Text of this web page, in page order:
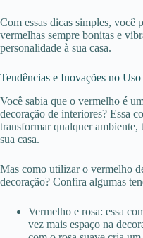
Com essas dicas simples, você
vermelhas sempre bonitas e
personalidade à sua casa.
Tendências e Inovações no
Você sabia que o vermelho é
decoração de interiores? Essa
transformar qualquer ambiente,
sua casa.
Mas como utilizar o vermelho
decoração? Confira algumas
Vermelho e rosa: essa
vez mais espaço na